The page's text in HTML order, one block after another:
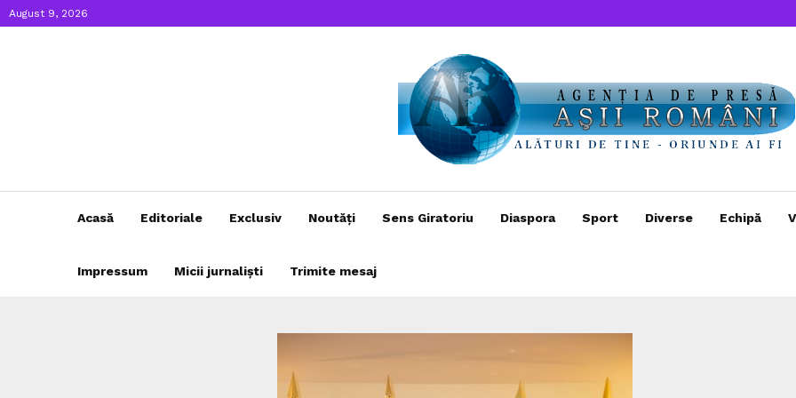
August 9, 2026
Acasă Editoriale Exclusiv Noutăți Sens Giratoriu Diaspora Sport Diverse Echipă
Impressum Micii jurnaliști Trimite mesaj